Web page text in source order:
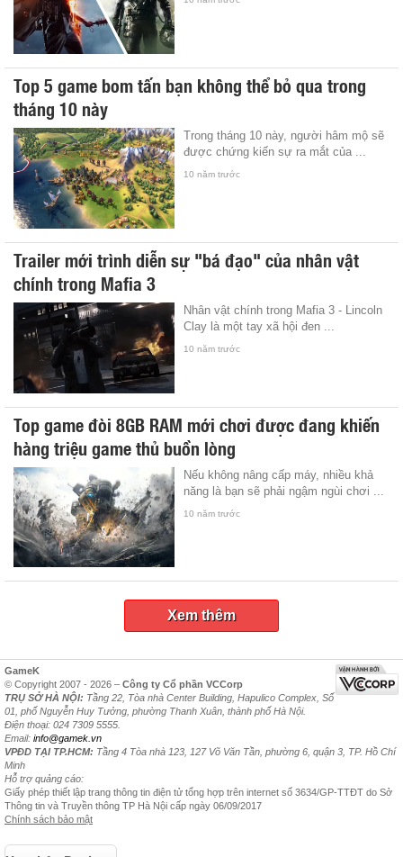
Top 5 game bom tấn bạn không thể bỏ qua trong
tháng 10 này
Trong tháng 10 này, người hâm mộ sẽ
được chứng kiến sự ra mắt của ...
10 năm trước
Trailer mới trình diễn sự "bá đạo" của nhân vật
chính trong Mafia 3
Nhân vật chính trong Mafia 3 - Lincoln
Clay là một tay xã hội đen ...
10 năm trước
Top game đòi 8GB RAM mới chơi được đang khiến
hàng triệu game thủ buồn lòng
Nếu không nâng cấp máy, nhiều khả
năng là bạn sẽ phải ngậm ngùi chơi ...
10 năm trước
Xem thêm
GameK
© Copyright 2007 - 2026 – Công ty Cổ phần VCCorp
TRỤ SỞ HÀ NỘI: Tầng 22, Tòa nhà Center Building, Hapulico Complex, Số
01, phố Nguyễn Huy Tưởng, phường Thanh Xuân, thành phố Hà Nội.
Điện thoại: 024 7309 5555.
Email: info@gamek.vn
VPĐD TẠI TP.HCM: Tầng 4 Tòa nhà 123, 127 Võ Văn Tần, phường 6, quận 3, TP. Hồ Chí
Minh
Hỗ trợ quảng cáo:
Giấy phép thiết lập trang thông tin điện tử tổng hợp trên internet số 3634/GP-TTĐT do Sở
Thông tin và Truyền thông TP Hà Nội cấp ngày 06/09/2017
Chính sách bảo mật